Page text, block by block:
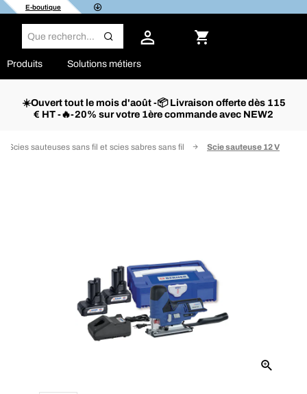
E-boutique
Produits Solutions métiers
☀️Ouvert tout le mois d'août -📦 Livraison offerte dès 115
€ HT -🔥-20% sur votre 1ère commande avec NEW2
Scies sauteuses sans fil et scies sabres sans fil Scie sauteuse 12 V